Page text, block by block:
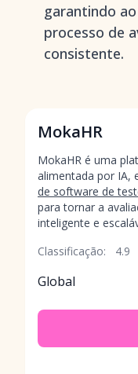
garantindo
processo de
consistente.
MokaHR
MokaHR é uma
alimentada por IA,
de software de
para tornar a
inteligente e
Classificação:
4.9
Global